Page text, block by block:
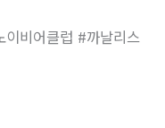
비어클럽 #까날리스